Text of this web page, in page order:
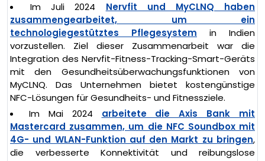
Im Juli 2024 Nervfit und MyCLNQ haben
zusammengearbeitet, um ein
technologiegestütztes Pflegesystem in Indien
vorzustellen. Ziel dieser Zusammenarbeit war die
Integration des Nervfit-Fitness-Tracking-Smart-Geräts
mit den Gesundheitsüberwachungsfunktionen von
MyCLNQ. Das Unternehmen bietet kostengünstige
NFC-Lösungen für Gesundheits- und Fitnessziele.
Im Mai 2024 arbeitete die Axis Bank mit
Mastercard zusammen, um die NFC Soundbox mit
4G- und WLAN-Funktion auf den Markt zu bringen,
die verbesserte Konnektivität und reibungslose